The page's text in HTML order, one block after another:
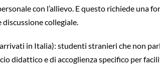
con l’allievo. E questo richiede una
collegiale.
in Italia): studenti stranieri che non
didattico e di accoglienza specifico per